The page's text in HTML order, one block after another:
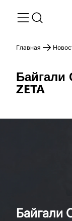
Главная
Байгали
ZETA
Байгали